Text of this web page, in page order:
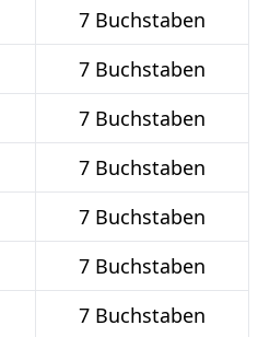
7 Buchstaben
7 Buchstaben
7 Buchstaben
7 Buchstaben
7 Buchstaben
7 Buchstaben
7 Buchstaben